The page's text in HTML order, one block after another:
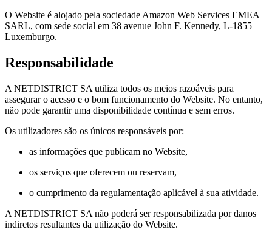
O Website é alojado pela sociedade Amazon Web Services EMEA
SARL, com sede social em 38 avenue John F. Kennedy, L-1855
Luxemburgo.
Responsabilidade
A NETDISTRICT SA utiliza todos os meios razoáveis para
assegurar o acesso e o bom funcionamento do Website. No entanto,
não pode garantir uma disponibilidade contínua e sem erros.
Os utilizadores são os únicos responsáveis por:
as informações que publicam no Website,
os serviços que oferecem ou reservam,
o cumprimento da regulamentação aplicável à sua atividade.
A NETDISTRICT SA não poderá ser responsabilizada por danos
indiretos resultantes da utilização do Website.